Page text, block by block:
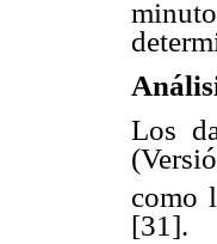
Los
como
[31].